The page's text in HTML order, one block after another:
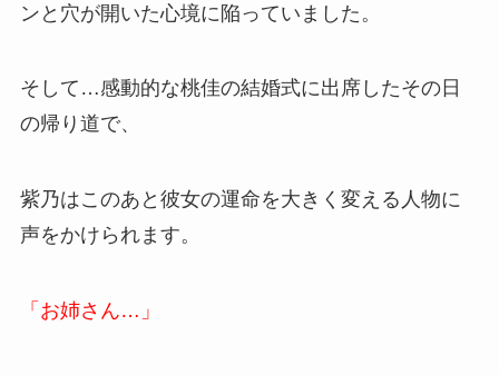
ンと穴が開いた心境に陥っていました。
そして…感動的な桃佳の結婚式に出席したその日
の帰り道で、
紫乃はこのあと彼女の運命を大きく変える人物に
声をかけられます。
「お姉さん…」